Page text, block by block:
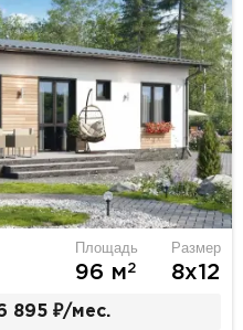
Площадь
96 м2
Размер
8х12
895 ₽/мес.